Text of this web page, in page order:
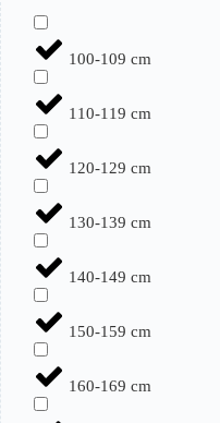
100-109 cm
110-119 cm
120-129 cm
130-139 cm
140-149 cm
150-159 cm
160-169 cm